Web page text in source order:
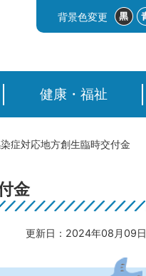
背景色変更
健康・福祉
症対応地方創生臨時交付金
金
更新日：2024年08月09日